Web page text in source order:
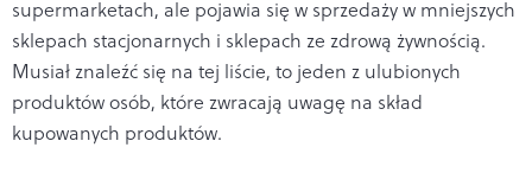
supermarketach, ale pojawia się w sprzedaży w mniejszych
sklepach stacjonarnych i sklepach ze zdrową żywnością.
Musiał znaleźć się na tej liście, to jeden z ulubionych
produktów osób, które zwracają uwagę na skład
kupowanych produktów.